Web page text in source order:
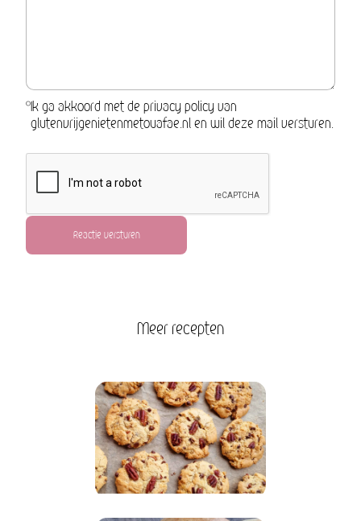
Ik ga akkoord met de privacy policy van
glutenvrijgenietenmetouafae.nl en wil deze mail versturen.
Reactie versturen
Meer recepten